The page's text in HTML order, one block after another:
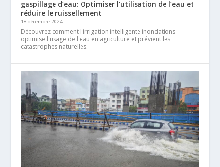
gaspillage d’eau: Optimiser l’utilisation de l’eau et
réduire le ruissellement
18 décembre 2024
Découvrez comment l'irrigation intelligente inondations
optimise l'usage de l'eau en agriculture et prévient les
catastrophes naturelles.